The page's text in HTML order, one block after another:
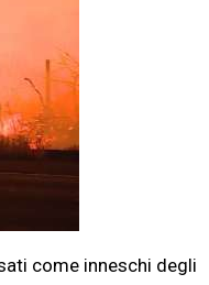
come inneschi degli